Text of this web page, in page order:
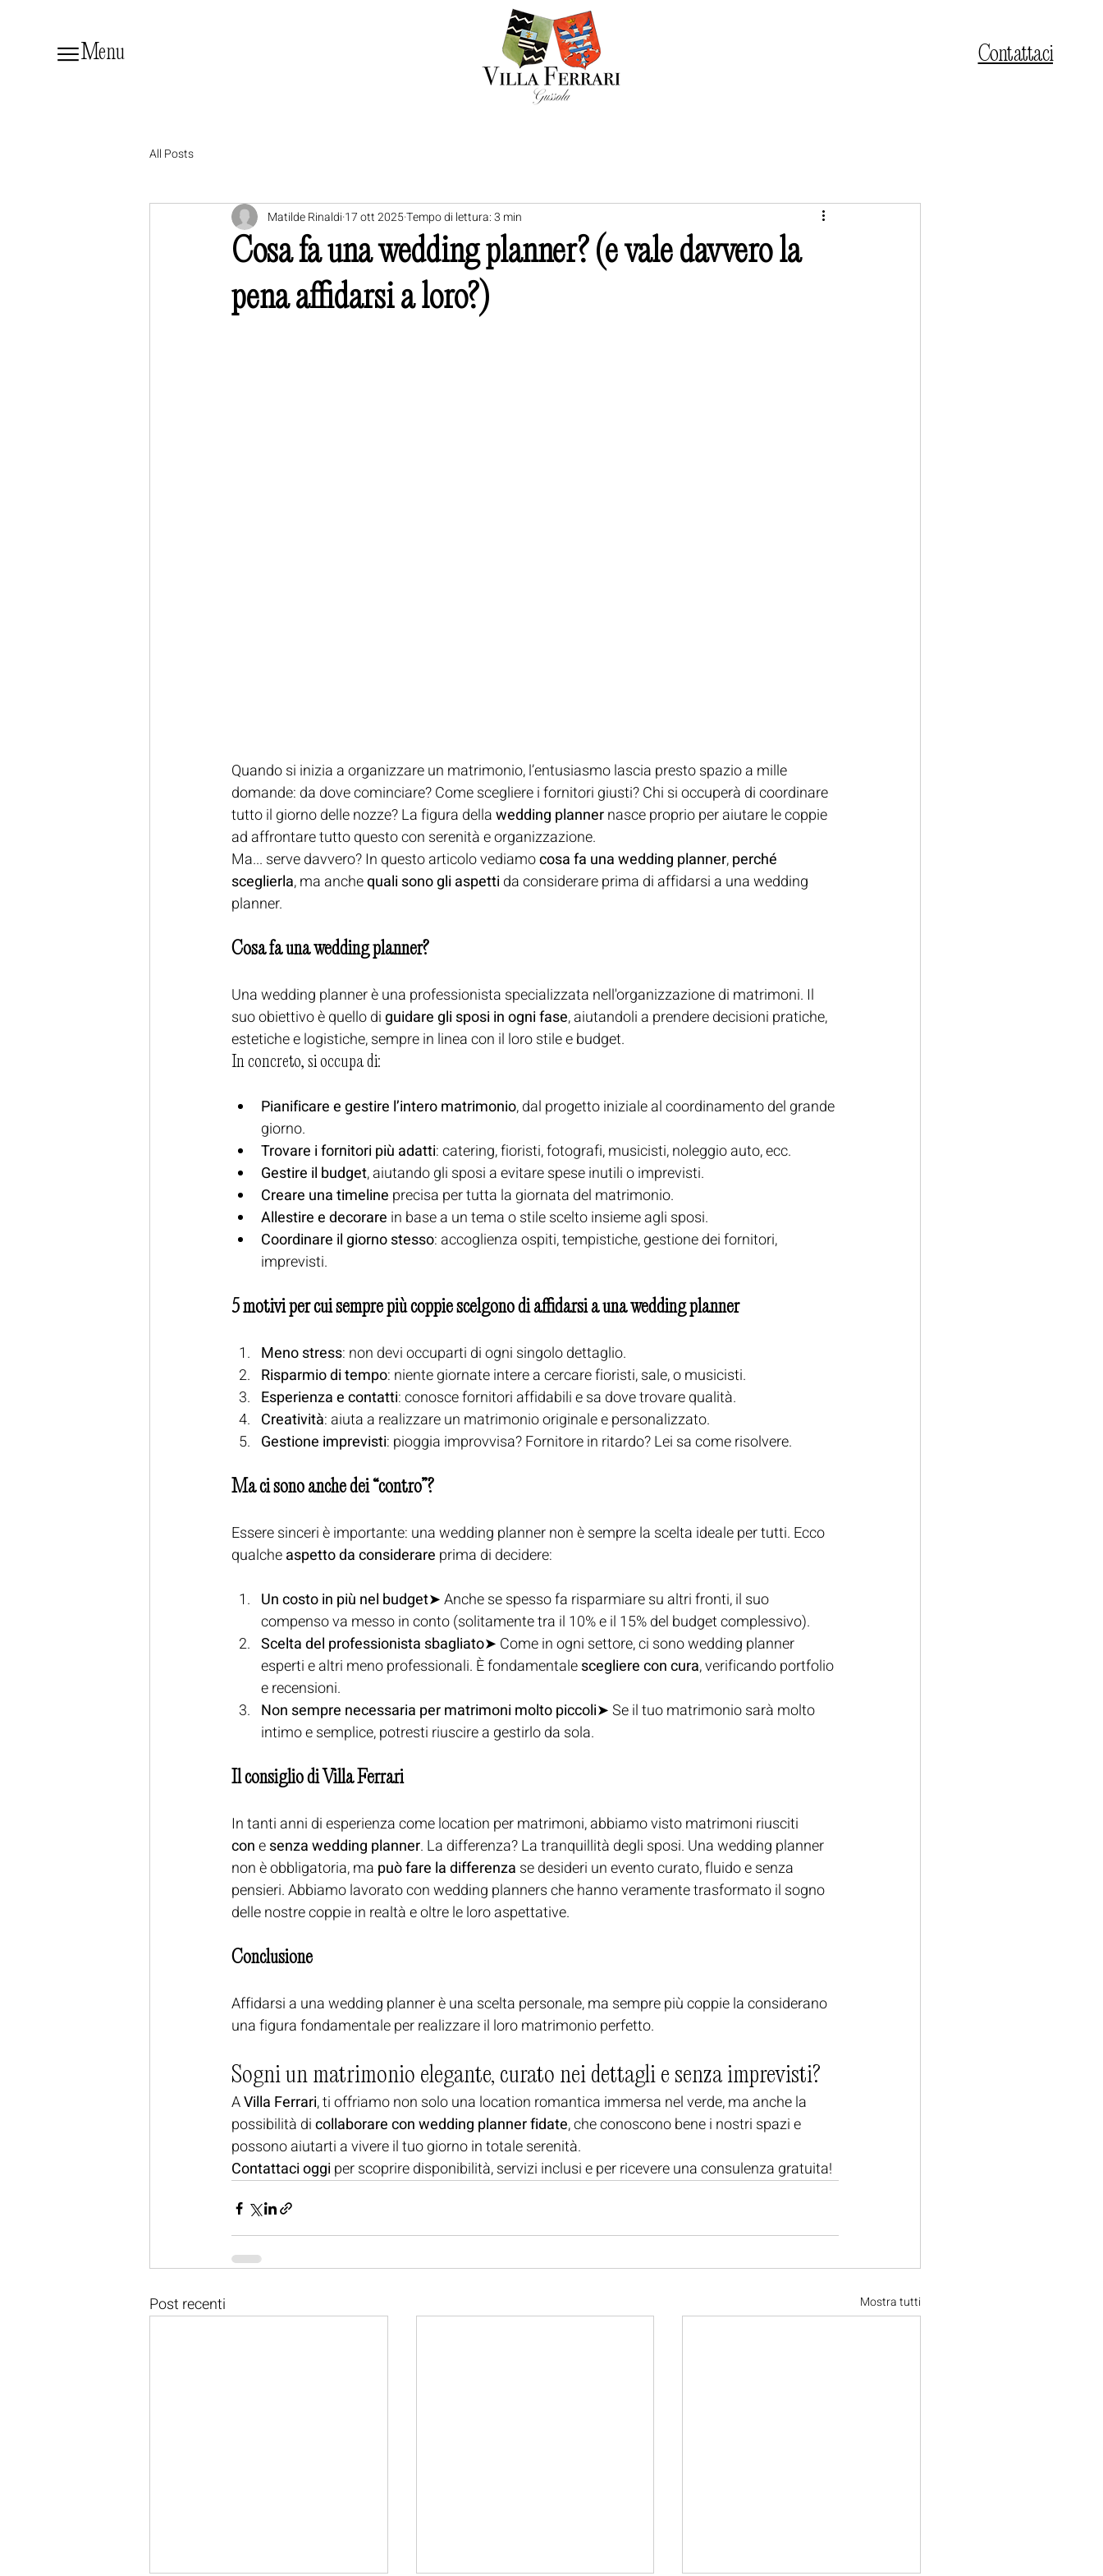
Menu Contattaci
All Posts
Cosa fa una wedding planner? (e vale davvero la
pena affidarsi a loro?)
Matilde Rinaldi 17 ott 2025Tempo di lettura: 3 min
Quando si inizia a organizzare un matrimonio, l’entusiasmo lascia presto spazio a mille
domande: da dove cominciare? Come scegliere i fornitori giusti? Chi si occuperà di coordinare
tutto il giorno delle nozze? La figura della wedding planner nasce proprio per aiutare le coppie
ad affrontare tutto questo con serenità e organizzazione.
Ma... serve davvero? In questo articolo vediamo cosa fa una wedding planner, perché
sceglierla, ma anche quali sono gli aspetti da considerare prima di affidarsi a una wedding
planner.
Cosa fa una wedding planner?
Una wedding planner è una professionista specializzata nell'organizzazione di matrimoni. Il
suo obiettivo è quello di guidare gli sposi in ogni fase, aiutandoli a prendere decisioni pratiche,
estetiche e logistiche, sempre in linea con il loro stile e budget.
In concreto, si occupa di:
Pianificare e gestire l’intero matrimonio, dal progetto iniziale al coordinamento del grande
giorno.
Trovare i fornitori più adatti: catering, fioristi, fotografi, musicisti, noleggio auto, ecc.
Gestire il budget, aiutando gli sposi a evitare spese inutili o imprevisti.
Creare una timeline precisa per tutta la giornata del matrimonio.
Allestire e decorare in base a un tema o stile scelto insieme agli sposi.
Coordinare il giorno stesso: accoglienza ospiti, tempistiche, gestione dei fornitori,
imprevisti.
5 motivi per cui sempre più coppie scelgono di affidarsi a una wedding planner
Meno stress: non devi occuparti di ogni singolo dettaglio.
Risparmio di tempo: niente giornate intere a cercare fioristi, sale, o musicisti.
Esperienza e contatti: conosce fornitori affidabili e sa dove trovare qualità.
Creatività: aiuta a realizzare un matrimonio originale e personalizzato.
Gestione imprevisti: pioggia improvvisa? Fornitore in ritardo? Lei sa come risolvere.
Ma ci sono anche dei “contro”?
Essere sinceri è importante: una wedding planner non è sempre la scelta ideale per tutti. Ecco
qualche aspetto da considerare prima di decidere:
Un costo in più nel budget➤ Anche se spesso fa risparmiare su altri fronti, il suo
compenso va messo in conto (solitamente tra il 10% e il 15% del budget complessivo).
Scelta del professionista sbagliato➤ Come in ogni settore, ci sono wedding planner
esperti e altri meno professionali. È fondamentale scegliere con cura, verificando portfolio
e recensioni.
Non sempre necessaria per matrimoni molto piccoli➤ Se il tuo matrimonio sarà molto
intimo e semplice, potresti riuscire a gestirlo da sola.
Il consiglio di Villa Ferrari
In tanti anni di esperienza come location per matrimoni, abbiamo visto matrimoni riusciti
con e senza wedding planner. La differenza? La tranquillità degli sposi. Una wedding planner
non è obbligatoria, ma può fare la differenza se desideri un evento curato, fluido e senza
pensieri. Abbiamo lavorato con wedding planners che hanno veramente trasformato il sogno
delle nostre coppie in realtà e oltre le loro aspettative.
Conclusione
Affidarsi a una wedding planner è una scelta personale, ma sempre più coppie la considerano
una figura fondamentale per realizzare il loro matrimonio perfetto.
Sogni un matrimonio elegante, curato nei dettagli e senza imprevisti?
A Villa Ferrari, ti offriamo non solo una location romantica immersa nel verde, ma anche la
possibilità di collaborare con wedding planner fidate, che conoscono bene i nostri spazi e
possono aiutarti a vivere il tuo giorno in totale serenità.
Contattaci oggi per scoprire disponibilità, servizi inclusi e per ricevere una consulenza gratuita!
Post recenti Mostra tutti